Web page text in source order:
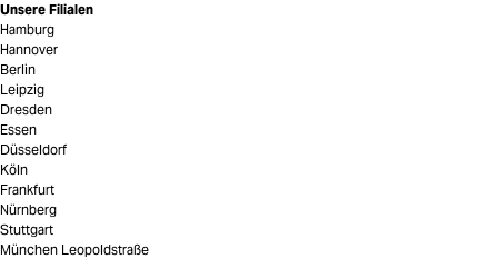
Unsere Filialen
Hamburg
Hannover
Berlin
Leipzig
Dresden
Essen
Düsseldorf
Köln
Frankfurt
Nürnberg
Stuttgart
München Leopoldstraße